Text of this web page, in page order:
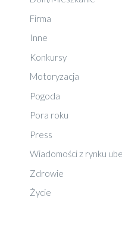
Firma
Inne
Konkursy
Motoryzacja
Pogoda
Pora roku
Press
Wiadomości z rynku
Zdrowie
Życie